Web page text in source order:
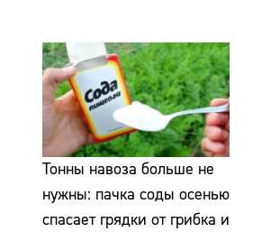
Тонны навоза больше не
нужны: пачка соды осенью
спасает грядки от грибка и